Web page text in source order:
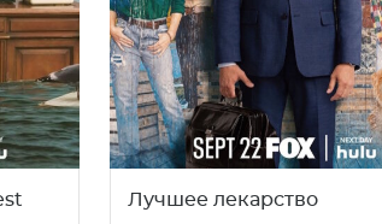
Лучшее лекарство